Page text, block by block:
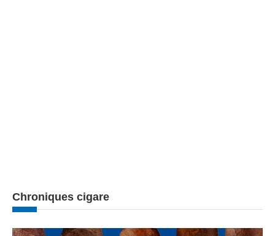
Chroniques cigare